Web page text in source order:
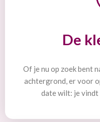
De
Of je nu op zoek bent
achtergrond, er voor
date wilt: je vindt